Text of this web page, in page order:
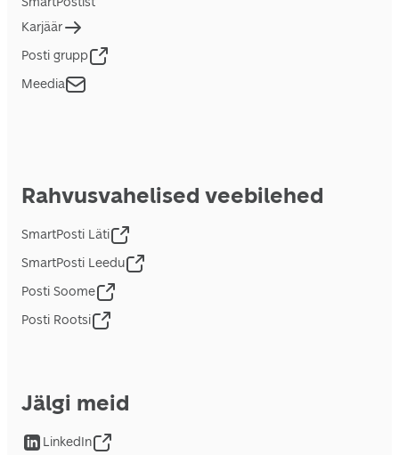
Karjäär
Posti grupp
Meedia
Rahvusvahelised veebilehed
SmartPosti Läti
SmartPosti Leedu
Posti Soome
Posti Rootsi
Jälgi meid
LinkedIn